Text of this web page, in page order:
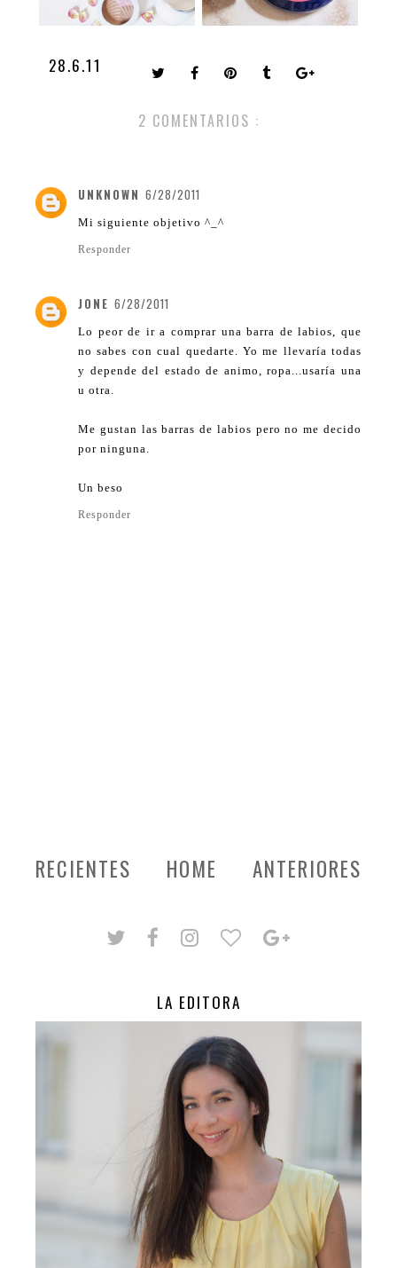
28.6.11
2 COMENTARIOS :
UNKNOWN 6/28/2011
Mi siguiente objetivo ^_^
Responder
JONE 6/28/2011
Lo peor de ir a comprar una barra de labios, que
no sabes con cual quedarte. Yo me llevaría todas
y depende del estado de animo, ropa...usaría una
u otra.
Me gustan las barras de labios pero no me decido
por ninguna.
Un beso
Responder
RECIENTES ANTERIORES
HOME
LA EDITORA